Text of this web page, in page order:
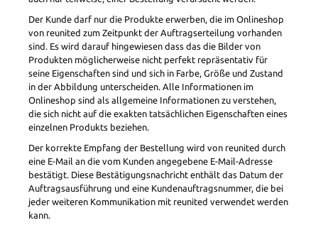
Der Kunde darf nur die Produkte erwerben, die im Onlineshop
von reunited zum Zeitpunkt der Auftragserteilung vorhanden
sind. Es wird darauf hingewiesen dass das die Bilder von
Produkten möglicherweise nicht perfekt repräsentativ für
seine Eigenschaften sind und sich in Farbe, Größe und Zustand
in der Abbildung unterscheiden. Alle Informationen im
Onlineshop sind als allgemeine Informationen zu verstehen,
die sich nicht auf die exakten tatsächlichen Eigenschaften eines
einzelnen Produkts beziehen.
Der korrekte Empfang der Bestellung wird von reunited durch
eine E-Mail an die vom Kunden angegebene E-Mail-Adresse
bestätigt. Diese Bestätigungsnachricht enthält das Datum der
Auftragsausführung und eine Kundenauftragsnummer, die bei
jeder weiteren Kommunikation mit reunited verwendet werden
kann.